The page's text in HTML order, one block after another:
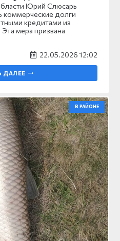
Юрий Слюсарь
коммерческие долги
кредитами из
мера призвана
22.05.2026 12:02
ДАЛЕЕ
В РАЙОНЕ